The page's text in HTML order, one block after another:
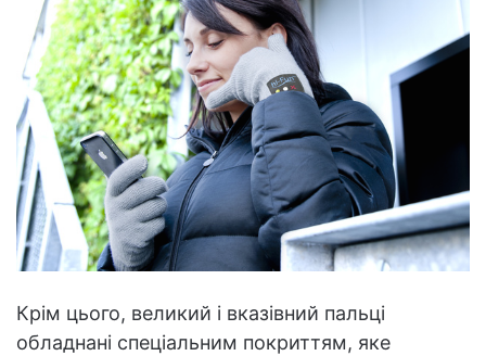
Крім цього, великий і вказівний пальці
обладнані спеціальним покриттям, яке